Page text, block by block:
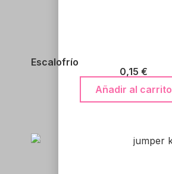
Escalofrío
0,15 €
Añadir al carrito